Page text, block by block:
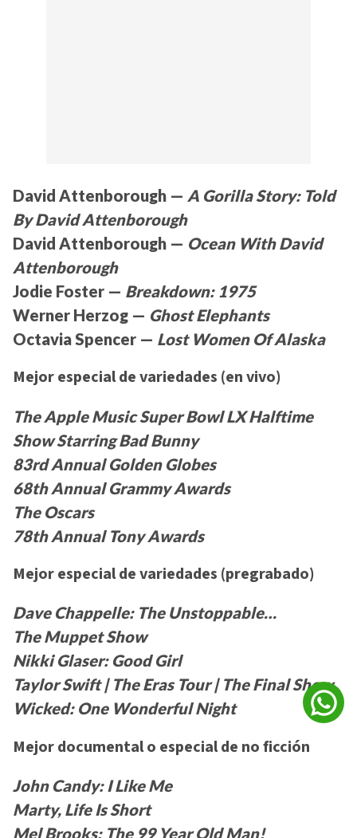
David Attenborough — A Gorilla Story: Told
By David Attenborough
David Attenborough — Ocean With David
Attenborough
Jodie Foster — Breakdown: 1975
Werner Herzog — Ghost Elephants
Octavia Spencer — Lost Women Of Alaska
Mejor especial de variedades (en vivo)
The Apple Music Super Bowl LX Halftime
Show Starring Bad Bunny
83rd Annual Golden Globes
68th Annual Grammy Awards
The Oscars
78th Annual Tony Awards
Mejor especial de variedades (pregrabado)
Dave Chappelle: The Unstoppable…
The Muppet Show
Nikki Glaser: Good Girl
Taylor Swift | The Eras Tour | The Final Show
Wicked: One Wonderful Night
Mejor documental o especial de no ficción
John Candy: I Like Me
Marty, Life Is Short
Mel Brooks: The 99 Year Old Man!